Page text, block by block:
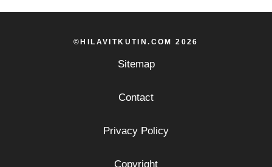
©HILAVITKUTIN.COM 2026
Sitemap
Contact
Privacy Policy
Copyright